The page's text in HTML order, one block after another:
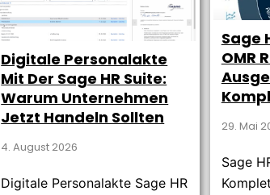
Digitale Personalakte
Mit Der Sage HR Suite:
Warum Unternehmen
Jetzt Handeln Sollten
4. August 2026
Digitale Personalakte Sage HR
Sage
OMR
29. Mai
Sage